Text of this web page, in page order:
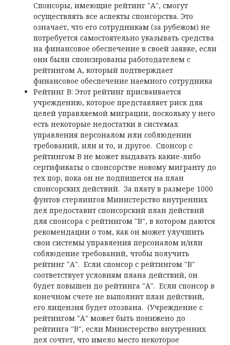
Спонсоры, имеющие рейтинг "А", смогут
осуществлять все аспекты спонсорства. Это
означает, что его сотрудникам (за рубежом) не
потребуется самостоятельно указывать средства
на финансовое обеспечение в своей заявке, если
они были спонсированы работодателем с
рейтингом A, который подтверждает
финансовое обеспечение наемного сотрудника
Рейтинг B: Этот рейтинг присваивается
учреждению, которое представляет риск для
целей управляемой миграции, поскольку у него
есть некоторые недостатки в системах
управления персоналом или соблюдении
требований, или и то, и другое. Спонсор с
рейтингом B не может выдавать какие-либо
сертификаты о спонсорстве новому мигранту до
тех пор, пока он не подпишется на план
спонсорских действий. За плату в размере 1000
фунтов стерлингов Министерство внутренних
дел предоставит спонсорский план действий
для спонсора с рейтингом "В", в котором даются
рекомендации о том, как он может улучшить
свои системы управления персоналом и/или
соблюдение требований, чтобы получить
рейтинг "А". Если спонсор с рейтингом "В"
соответствует условиям плана действий, он
будет повышен до рейтинга "А". Если спонсор в
конечном счете не выполнит план действий,
его лицензия будет отозвана. (Учреждение с
рейтингом "А" может быть понижено до
рейтинга "В", если Министерство внутренних
дел сочтет, что имело место некоторое